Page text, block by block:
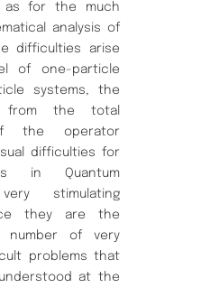
as for the much
analysis of
difficulties arise
of one-particle
systems, the
from the total
the operator
difficulties for
in Quantum
stimulating
they are the
of very
problems that
at the